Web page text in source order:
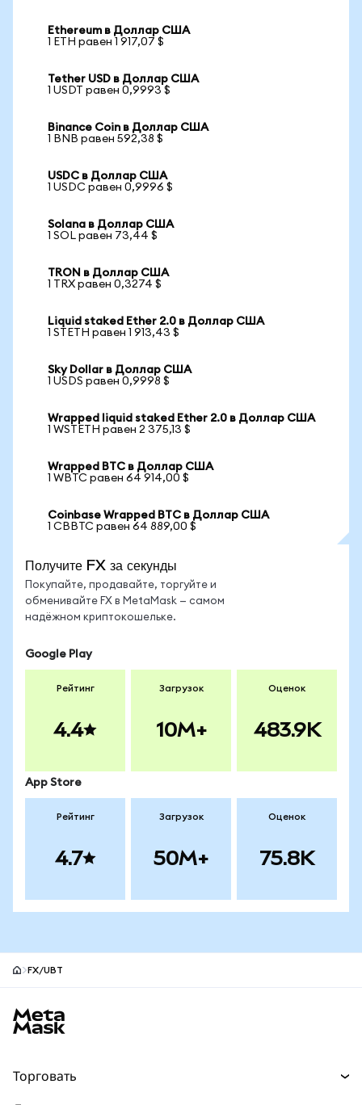
Ethereum в Доллар США
1 ETH равен 1 917,07 $
Tether USD в Доллар США
1 USDT равен 0,9993 $
Binance Coin в Доллар США
1 BNB равен 592,38 $
USDC в Доллар США
1 USDC равен 0,9996 $
Solana в Доллар США
1 SOL равен 73,44 $
TRON в Доллар США
1 TRX равен 0,3274 $
Liquid staked Ether 2.0 в Доллар США
1 STETH равен 1 913,43 $
Sky Dollar в Доллар США
1 USDS равен 0,9998 $
Wrapped liquid staked Ether 2.0 в Доллар США
1 WSTETH равен 2 375,13 $
Wrapped BTC в Доллар США
1 WBTC равен 64 914,00 $
Coinbase Wrapped BTC в Доллар США
1 CBBTC равен 64 889,00 $
Получите FX за секунды
Покупайте, продавайте, торгуйте и
обменивайте FX в MetaMask — самом
надёжном криптокошельке.
Google Play
Рейтинг
4.4
Загрузок
10M+
Оценок
483.9K
App Store
Рейтинг
4.7
Загрузок
50M+
Оценок
75.8K
FX/UBT
Торговать